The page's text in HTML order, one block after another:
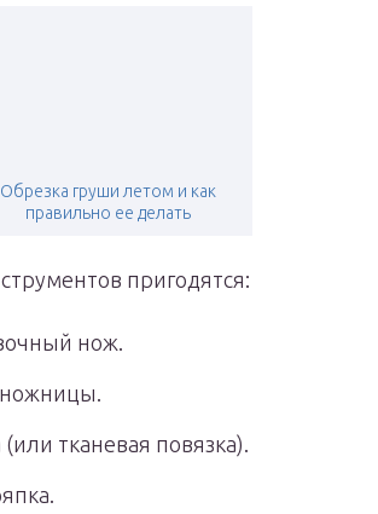
Обрезка груши летом и как
правильно ее делать
пригодятся:
нож.
тканевая повязка).